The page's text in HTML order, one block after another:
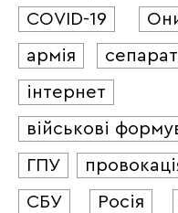
COVID-19
армія
інтернет
військові
ГПУ
СБУ
Росія